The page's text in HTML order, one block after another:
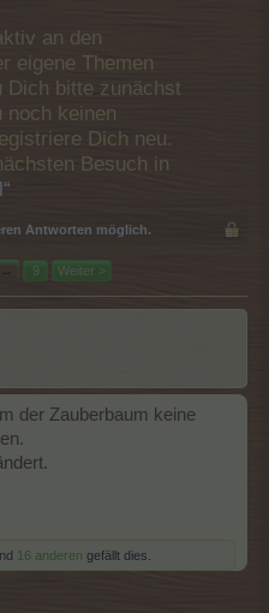
an den
eigene Themen
Dich bitte zunächst
noch keinen
Dich neu.
Besuch in
Antworten möglich.
→ 9 Weiter >
der Zauberbaum keine
16 anderen gefällt dies.